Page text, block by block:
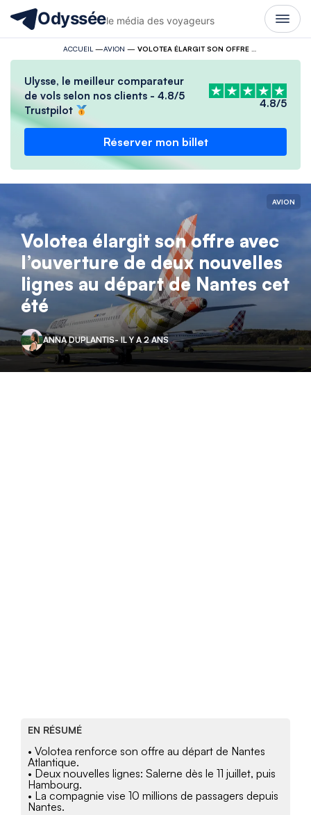
Odysséele média des voyageurs
ACCUEIL —AVION —
Ulysse, le meilleur comparateur
de vols selon nos clients - 4.8/5
Trustpilot
4.8/5
Réserver mon billet
AVION
Volotea élargit son offre avec
l’ouverture de deux nouvelles
lignes au départ de Nantes cet
été
ANNA DUPLANTIS- IL Y A 2 ANS
EN RÉSUMÉ
• Volotea renforce son offre au départ de Nantes
Atlantique.
• Deux nouvelles lignes: Salerne dès le 11 juillet, puis
Hambourg.
• La compagnie vise 10 millions de passagers depuis
Nantes.